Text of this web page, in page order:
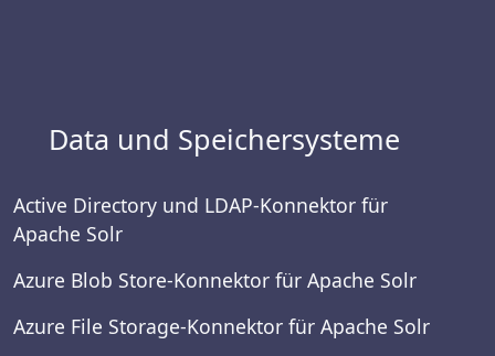
Data und Speichersysteme
Active Directory und LDAP-Konnektor für
Apache Solr
Azure Blob Store-Konnektor für Apache Solr
Azure File Storage-Konnektor für Apache Solr